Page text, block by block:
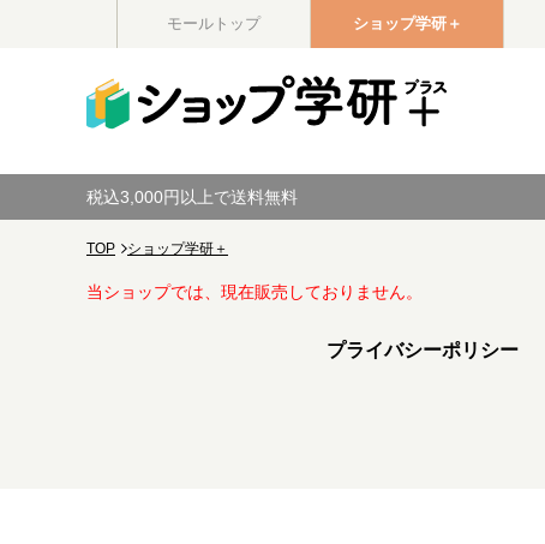
モールトップ ショップ学研＋
税込3,000円以上で送料無料
TOP ショップ学研＋
当ショップでは、現在販売しておりません。
プライバシーポリシー